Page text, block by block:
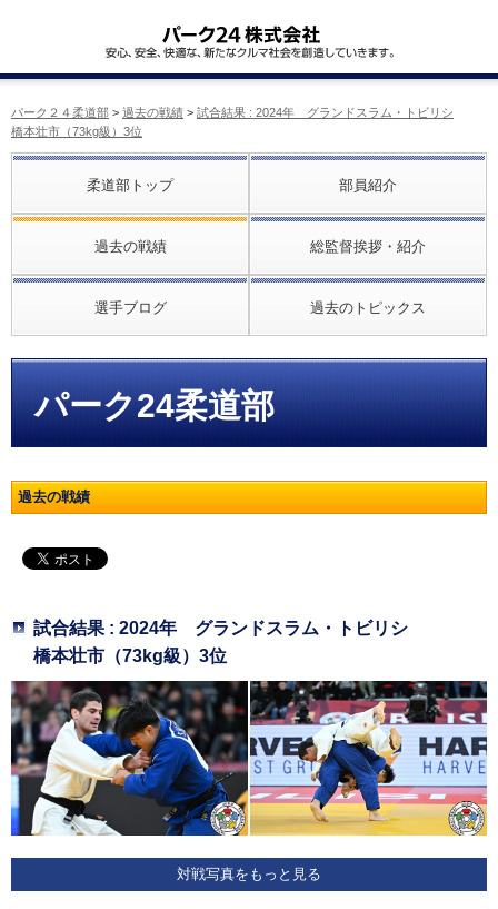
パーク２４柔道部 > 過去の戦績 > 試合結果 : 2024年 グランドスラム・トビリシ
橋本壮市（73kg級）3位
柔道部トップ 部員紹介
過去の戦績 総監督挨拶・紹介
選手ブログ 過去のトピックス
パーク24柔道部
過去の戦績
試合結果 : 2024年 グランドスラム・トビリシ
橋本壮市（73kg級）3位
対戦写真をもっと見る